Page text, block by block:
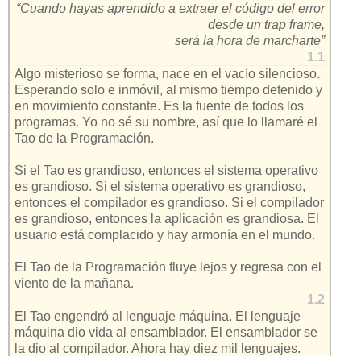
“Cuando hayas aprendido a extraer el código del error
desde un trap frame,
será la hora de marcharte”
1.1
Algo misterioso se forma, nace en el vacío silencioso.
Esperando solo e inmóvil, al mismo tiempo detenido y
en movimiento constante. Es la fuente de todos los
programas. Yo no sé su nombre, así que lo llamaré el
Tao de la Programación.
Si el Tao es grandioso, entonces el sistema operativo
es grandioso. Si el sistema operativo es grandioso,
entonces el compilador es grandioso. Si el compilador
es grandioso, entonces la aplicación es grandiosa. El
usuario está complacido y hay armonía en el mundo.
El Tao de la Programación fluye lejos y regresa con el
viento de la mañana.
1.2
El Tao engendró al lenguaje máquina. El lenguaje
máquina dio vida al ensamblador. El ensamblador se
la dio al compilador. Ahora hay diez mil lenguajes.